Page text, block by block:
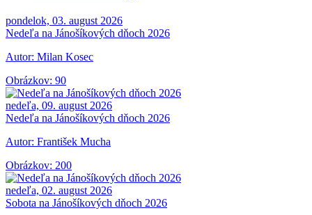
pondelok, 03. august 2026
Nedeľa na Jánošíkových dňoch 2026
Autor: Milan Kosec
Obrázkov: 90
nedeľa, 09. august 2026
Nedeľa na Jánošíkových dňoch 2026
Autor: František Mucha
Obrázkov: 200
nedeľa, 02. august 2026
Sobota na Jánošíkových dňoch 2026